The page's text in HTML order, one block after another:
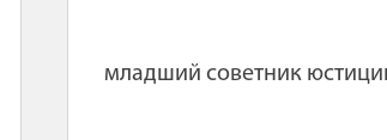
младший советник